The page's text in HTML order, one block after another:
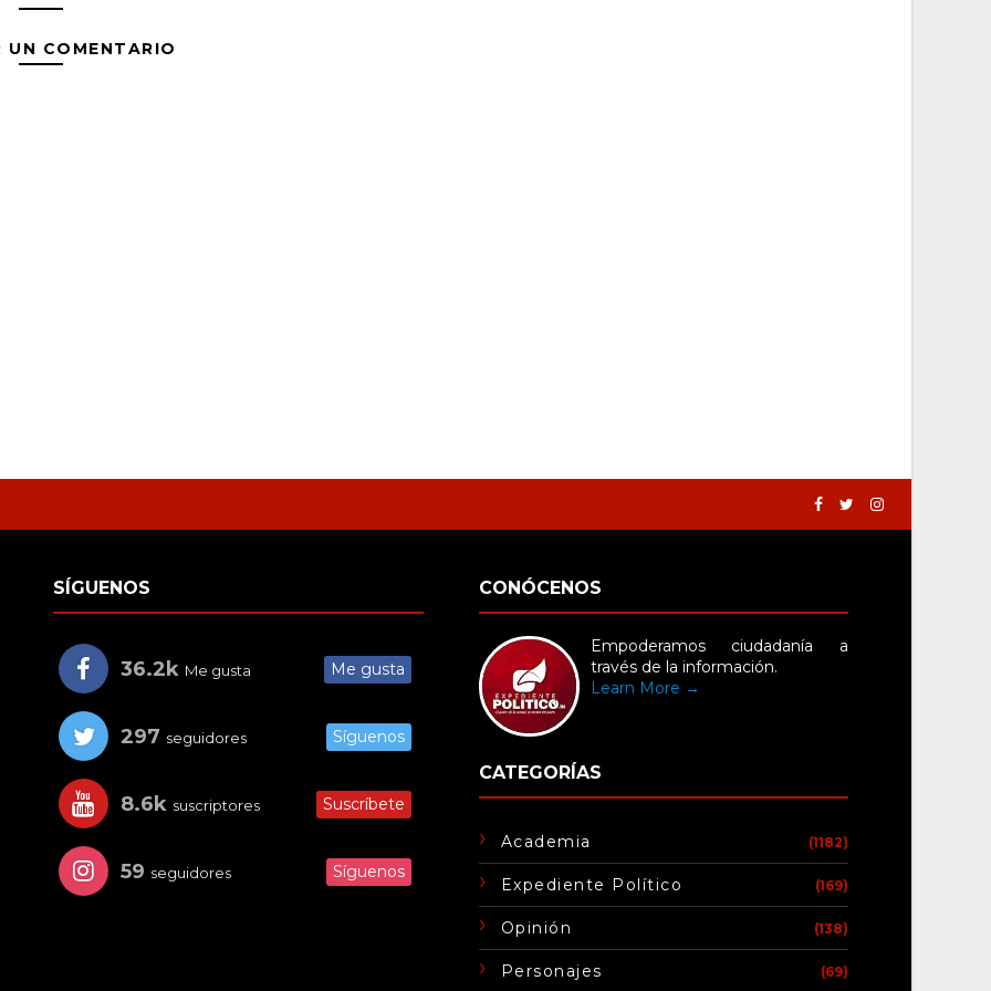
UN COMENTARIO
SÍGUENOS
36.2k Me gusta Me gusta
297 seguidores Síguenos
8.6k suscriptores Suscríbete
59 seguidores Síguenos
CONÓCENOS
Empoderamos ciudadanía a
través de la información.
Learn More →
CATEGORÍAS
Academia (1182)
Expediente Político (169)
Opinión (138)
Personajes (69)